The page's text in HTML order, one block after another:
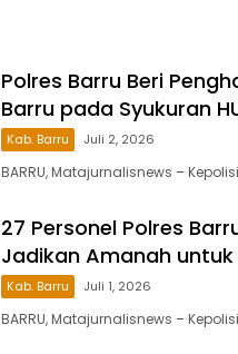
Polres Barru Beri
Barru pada Syukuran
Kab. Barru Juli 2, 2026
BARRU, Matajurnalisnews –
27 Personel Polres
Jadikan Amanah
Kab. Barru Juli 1, 2026
BARRU, Matajurnalisnews –